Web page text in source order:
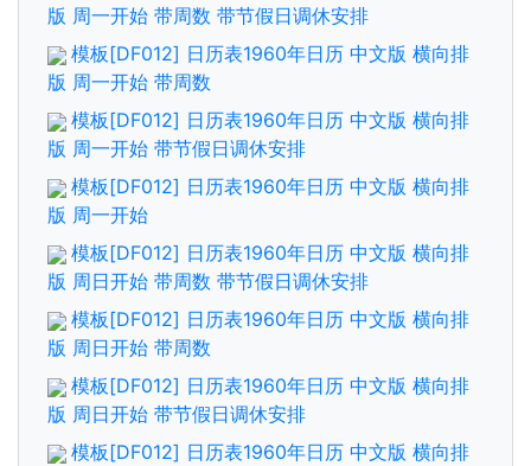
版 周一开始 带周数 带节假日调休安排
模板[DF012] 日历表1960年日历 中文版 横向排
版 周一开始 带周数
模板[DF012] 日历表1960年日历 中文版 横向排
版 周一开始 带节假日调休安排
模板[DF012] 日历表1960年日历 中文版 横向排
版 周一开始
模板[DF012] 日历表1960年日历 中文版 横向排
版 周日开始 带周数 带节假日调休安排
模板[DF012] 日历表1960年日历 中文版 横向排
版 周日开始 带周数
模板[DF012] 日历表1960年日历 中文版 横向排
版 周日开始 带节假日调休安排
模板[DF012] 日历表1960年日历 中文版 横向排